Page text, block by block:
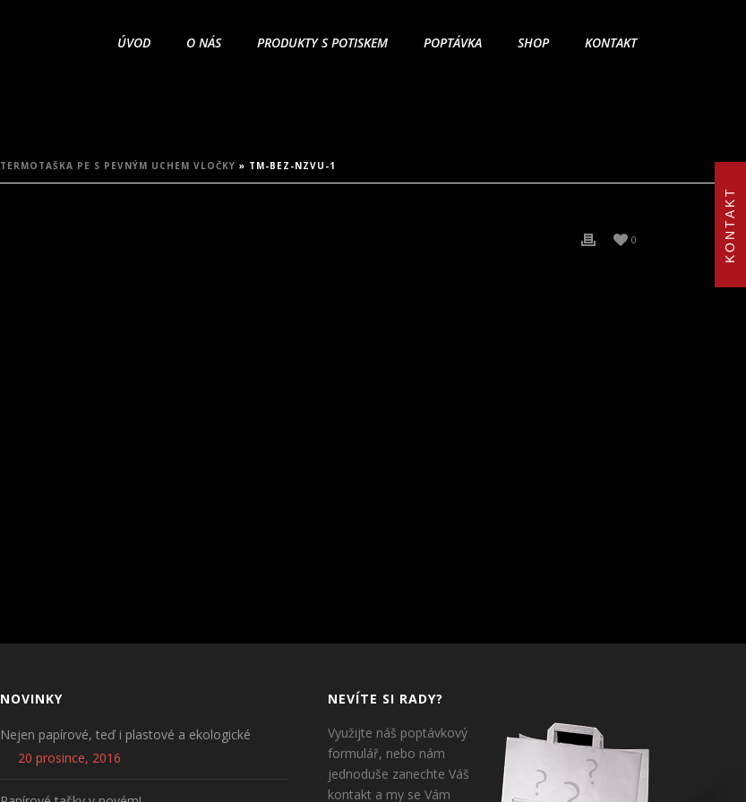
KONTAKT
ÚVOD O NÁS PRODUKTY S POTISKEM POPTÁVKA SHOP KONTAKT
TERMOTAŠKA PE S PEVNÝM UCHEM VLOČKY » TM-BEZ-NZVU-1
0
NOVINKY
Nejen papírové, teď i plastové a ekologické
20 prosince, 2016
NEVÍTE SI RADY?
Využijte náš poptávkový
formulář, nebo nám
jednoduše zanechte Váš
kontakt a my se Vám